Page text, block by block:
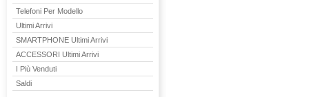
Telefoni Per Modello
Ultimi Arrivi
SMARTPHONE Ultimi Arrivi
ACCESSORI Ultimi Arrivi
I Più Venduti
Saldi